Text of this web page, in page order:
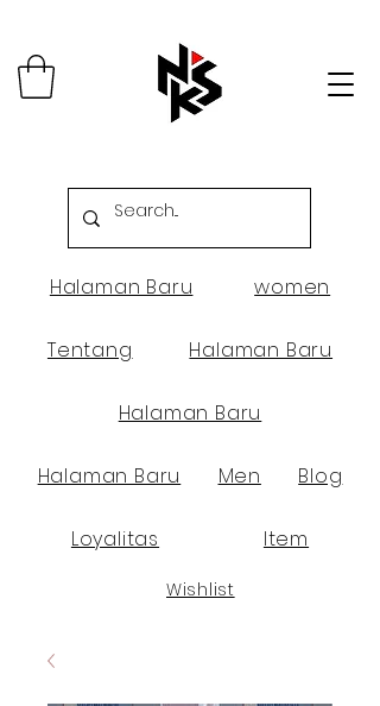
Halaman Baru women
Tentang Halaman Baru
Halaman Baru
Halaman Baru Men Blog
Loyalitas Item
Wishlist